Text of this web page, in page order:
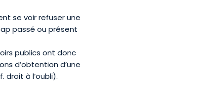
se voir refuser une
passé ou présent
publics ont donc
d’obtention d’une
à l’oubli).